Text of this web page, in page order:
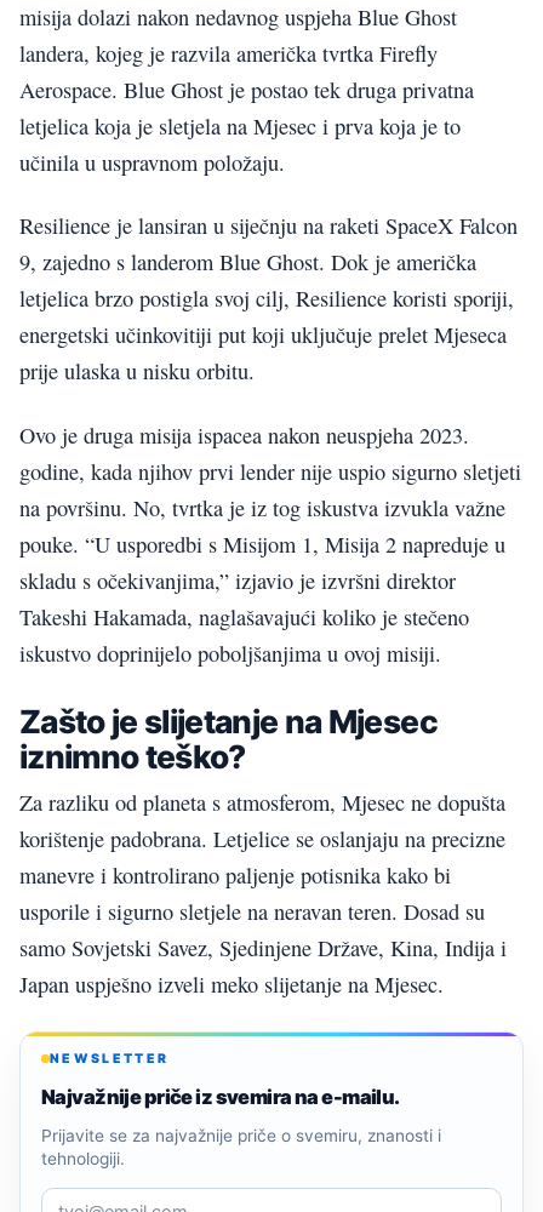
misija dolazi nakon nedavnog uspjeha Blue Ghost
landera, kojeg je razvila američka tvrtka Firefly
Aerospace. Blue Ghost je postao tek druga privatna
letjelica koja je sletjela na Mjesec i prva koja je to
učinila u uspravnom položaju.
Resilience je lansiran u siječnju na raketi SpaceX Falcon
9, zajedno s landerom Blue Ghost. Dok je američka
letjelica brzo postigla svoj cilj, Resilience koristi sporiji,
energetski učinkovitiji put koji uključuje prelet Mjeseca
prije ulaska u nisku orbitu.
Ovo je druga misija ispacea nakon neuspjeha 2023.
godine, kada njihov prvi lender nije uspio sigurno sletjeti
na površinu. No, tvrtka je iz tog iskustva izvukla važne
pouke. “U usporedbi s Misijom 1, Misija 2 napreduje u
skladu s očekivanjima,” izjavio je izvršni direktor
Takeshi Hakamada, naglašavajući koliko je stečeno
iskustvo doprinijelo poboljšanjima u ovoj misiji.
Zašto je slijetanje na Mjesec
iznimno teško?
Za razliku od planeta s atmosferom, Mjesec ne dopušta
korištenje padobrana. Letjelice se oslanjaju na precizne
manevre i kontrolirano paljenje potisnika kako bi
usporile i sigurno sletjele na neravan teren. Dosad su
samo Sovjetski Savez, Sjedinjene Države, Kina, Indija i
Japan uspješno izveli meko slijetanje na Mjesec.
NEWSLETTER
Najvažnije priče iz svemira na e-mailu.
Prijavite se za najvažnije priče o svemiru, znanosti i
tehnologiji.